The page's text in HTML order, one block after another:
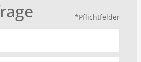
*Pflichtfelder